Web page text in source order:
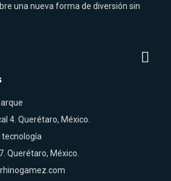
una nueva forma de diversión sin

4. Querétaro, México.
tecnología
Querétaro, México.